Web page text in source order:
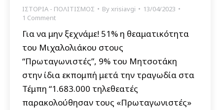
ΙΣΤΟΡΙΑ - ΠΟΛΙΤΙΣΜΟΣ Byxrisiavgi
13/04/2023
1 Comment
Για να μην ξεχνάμε! 51% η θεαματικότητα
του Μιχαλολιάκου στους
“Πρωταγωνιστές”, 9% του Μητσοτάκη
στην ίδια εκπομπή μετά την τραγωδία στα
Τέμπη “1.683.000 τηλεθεατές
παρακολούθησαν τους «Πρωταγωνιστές»